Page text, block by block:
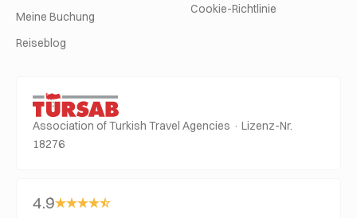
Meine Buchung
Reiseblog
Cookie-Richtlinie
Association of Turkish Travel Agencies · Lizenz-Nr.
18276
4.9